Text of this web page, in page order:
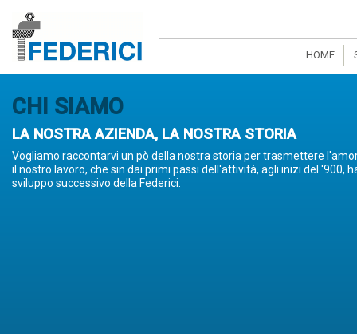
HOME
CHI SIAMO
LA NOSTRA AZIENDA, LA NOSTRA STORIA
Vogliamo raccontarvi un pò della nostra storia per trasmettere
il nostro lavoro, che sin dai primi passi dell'attività, agli inizi del '900,
sviluppo successivo della Federici.